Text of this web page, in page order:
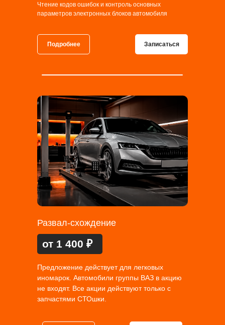
Записаться
Чтение кодов ошибок и контроль основных
параметров электронных блоков автомобиля
Подробнее
от 1 400 ₽
Развал-схождение
Предложение действует для легковых
иномарок. Автомобили группы ВАЗ в акцию
не входят. Все акции действуют только с
запчастями СТОшки.